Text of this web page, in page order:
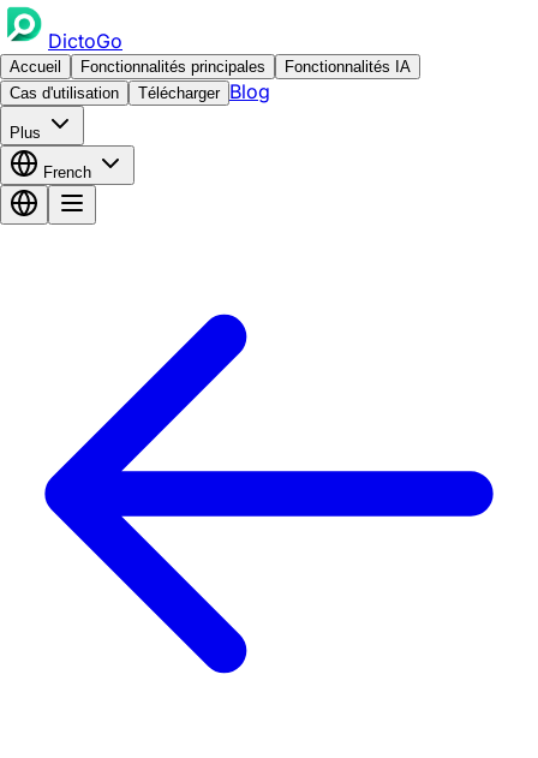
DictoGo
Accueil Fonctionnalités principales
Fonctionnalités IA
Cas d'utilisation
Télécharger Blog
Plus
French